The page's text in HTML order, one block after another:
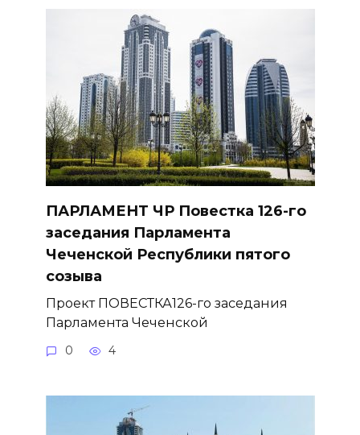
ПАРЛАМЕНТ ЧР Повестка 126-го
заседания Парламента
Чеченской Республики пятого
созыва
Проект ПОВЕСТКА126-го заседания
Парламента Чеченской
0 4